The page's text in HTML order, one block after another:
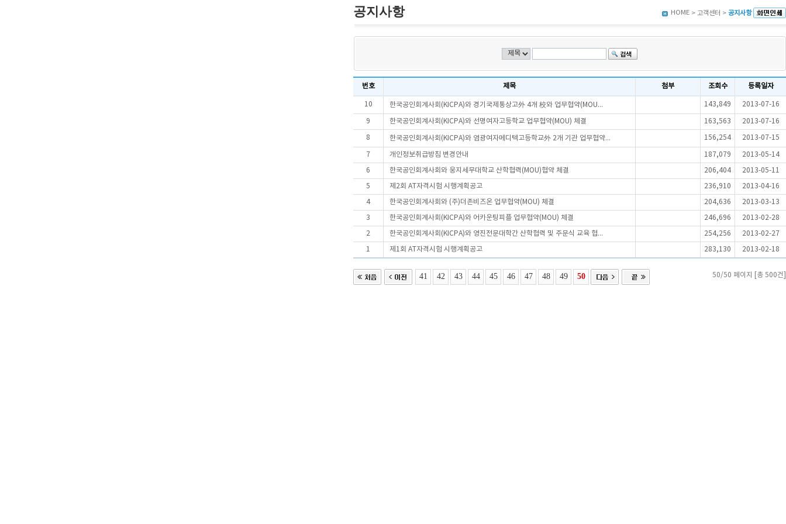
공지사항 HOME > 고객센터 > 공지사항
번호 제목 첨부 조회수 등록일자
10 한국공인회계사회(KICPA)와 경기국제통상고外 4개 校와 업무협약(MOU... 143,849 2013-07-16
9 한국공인회계사회(KICPA)와 선명여자고등학교 업무협약(MOU) 체결 163,563 2013-07-16
8 한국공인회계사회(KICPA)와 염광여자메디텍고등학교外 2개 기관 업무협약... 156,254 2013-07-15
7 개인정보취급방침 변경안내 187,079 2013-05-14
6 한국공인회계사회와 웅지세무대학교 산학협력(MOU)협약 체결 206,404 2013-05-11
5 제2회 AT자격시험 시행계획공고 236,910 2013-04-16
4 한국공인회계사회와 (주)더존비즈온 업무협약(MOU) 체결 204,636 2013-03-13
3 한국공인회계사회(KICPA)와 어카운팅피플 업무협약(MOU) 체결 246,696 2013-02-28
2 한국공인회계사회(KICPA)와 영진전문대학간 산학협력 및 주문식 교육 협... 254,256 2013-02-27
1 제1회 AT자격시험 시행계획공고 283,130 2013-02-18
41 42 43 44 45 46 47 48 49 50 50/50 페이지 [총 500건]